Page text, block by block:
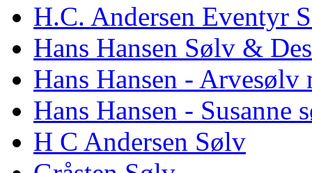
H.C. Andersen Eventyr
Hans Hansen Sølv &
Hans Hansen - Arvesølv
Hans Hansen - Susanne
H C Andersen Sølv